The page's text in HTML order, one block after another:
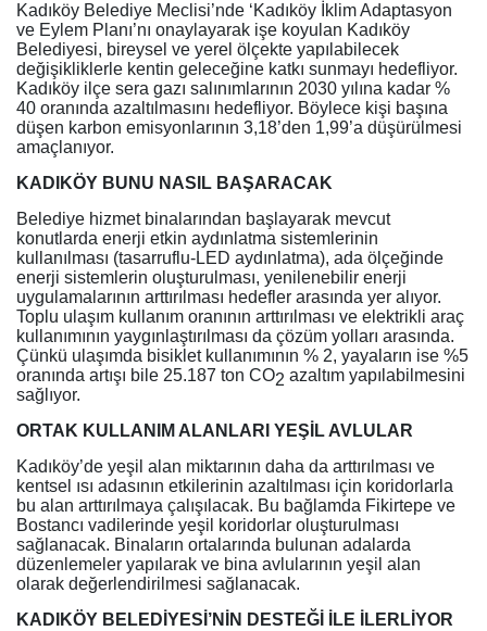
Kadıköy Belediye Meclisi’nde ‘Kadıköy İklim Adaptasyon
ve Eylem Planı’nı onaylayarak işe koyulan Kadıköy
Belediyesi, bireysel ve yerel ölçekte yapılabilecek
değişikliklerle kentin geleceğine katkı sunmayı hedefliyor.
Kadıköy ilçe sera gazı salınımlarının 2030 yılına kadar %
40 oranında azaltılmasını hedefliyor. Böylece kişi başına
düşen karbon emisyonlarının 3,18’den 1,99’a düşürülmesi
amaçlanıyor.
KADIKÖY BUNU NASIL BAŞARACAK
Belediye hizmet binalarından başlayarak mevcut
konutlarda enerji etkin aydınlatma sistemlerinin
kullanılması (tasarruflu-LED aydınlatma), ada ölçeğinde
enerji sistemlerin oluşturulması, yenilenebilir enerji
uygulamalarının arttırılması hedefler arasında yer alıyor.
Toplu ulaşım kullanım oranının arttırılması ve elektrikli araç
kullanımının yaygınlaştırılması da çözüm yolları arasında.
Çünkü ulaşımda bisiklet kullanımının % 2, yayaların ise %5
oranında artışı bile 25.187 ton CO2 azaltım yapılabilmesini
sağlıyor.
ORTAK KULLANIM ALANLARI YEŞİL AVLULAR
Kadıköy’de yeşil alan miktarının daha da arttırılması ve
kentsel ısı adasının etkilerinin azaltılması için koridorlarla
bu alan arttırılmaya çalışılacak. Bu bağlamda Fikirtepe ve
Bostancı vadilerinde yeşil koridorlar oluşturulması
sağlanacak. Binaların ortalarında bulunan adalarda
düzenlemeler yapılarak ve bina avlularının yeşil alan
olarak değerlendirilmesi sağlanacak.
KADIKÖY BELEDİYESİ’NİN DESTEĞİ İLE İLERLİYOR